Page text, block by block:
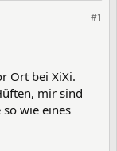
#1
Ort bei XiXi.
mir sind
wie eines